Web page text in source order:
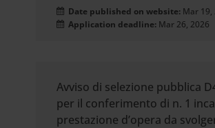
Date published on website: Mar 19,
Application deadline: Mar 26, 2026
Avviso di selezione pubblica
per il conferimento di n. 1
prestazione d’opera da